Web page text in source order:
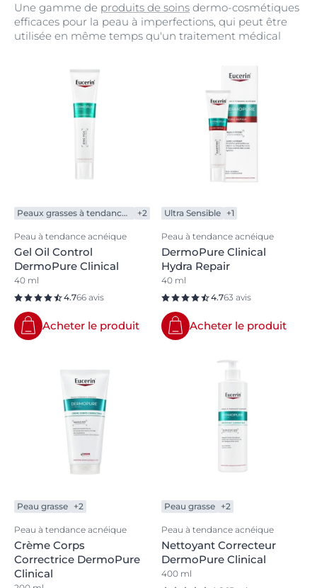
Une gamme de produits de soins dermo-cosmétiques
efficaces pour la peau à imperfections, qui peut être
utilisée en même temps qu'un traitement médical
Peaux grasses à tendance acnéique +2
Peau à tendance acnéique
Gel Oil Control
DermoPure Clinical
40 ml
4.766 avis
Acheter le produit
Ultra Sensible +1
Peau à tendance acnéique
DermoPure Clinical
Hydra Repair
40 ml
4.763 avis
Acheter le produit
Peau grasse +2
Peau à tendance acnéique
Crème Corps
Correctrice DermoPure
Clinical
Peau grasse +2
Peau à tendance acnéique
Nettoyant Correcteur
DermoPure Clinical
400 ml